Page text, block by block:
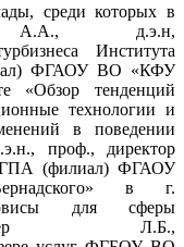
среди которых в
А.А., д.э.н,
Института
ФГАОУ ВО «КФУ
тенденций
технологии и
в поведении
проф., директор
ГПА (филиал) ФГАОУ
в г.
для сферы
Л.Б.,